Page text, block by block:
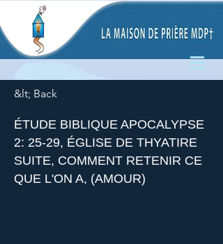
&lt; Back
ÉTUDE BIBLIQUE APOCALYPSE
2: 25-29, ÉGLISE DE THYATIRE
SUITE, COMMENT RETENIR CE
QUE L'ON A, (AMOUR)